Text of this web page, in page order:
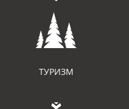
ТУРИЗМ